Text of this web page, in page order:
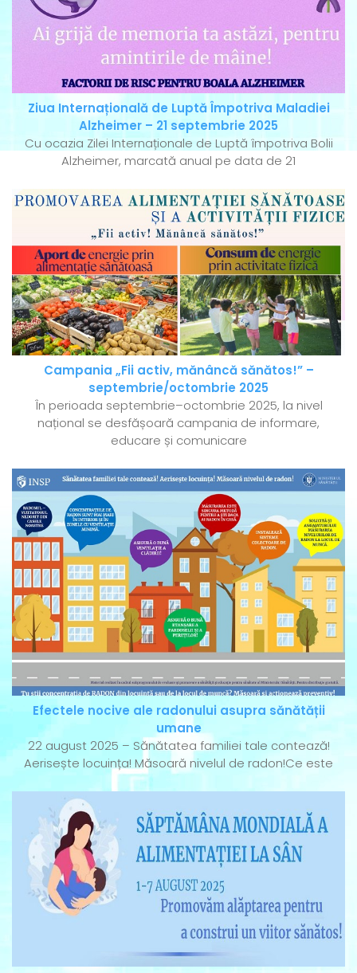
Ziua Internațională de Luptă Împotriva Maladiei
Alzheimer – 21 septembrie 2025
Cu ocazia Zilei Internaționale de Luptă împotriva Bolii
Alzheimer, marcată anual pe data de 21
Campania „Fii activ, mănâncă sănătos!” –
septembrie/octombrie 2025
În perioada septembrie–octombrie 2025, la nivel
național se desfășoară campania de informare,
educare și comunicare
Efectele nocive ale radonului asupra sănătății
umane
22 august 2025 – Sănătatea familiei tale contează!
Aerisește locuința! Măsoară nivelul de radon!Ce este